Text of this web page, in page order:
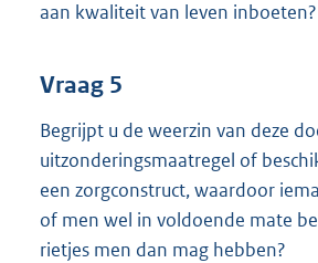
aan kwaliteit van leven inboeten?
Vraag 5
Begrijpt u de weerzin van deze
uitzonderingsmaatregel of
een zorgconstruct, waardoor
of men wel in voldoende mate
rietjes men dan mag hebben?